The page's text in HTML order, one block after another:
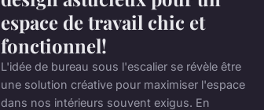
espace de travail chic et
fonctionnel!
L'idée de bureau sous l'escalier se révèle être
une solution créative pour maximiser l'espace
dans nos intérieurs souvent exigus. En